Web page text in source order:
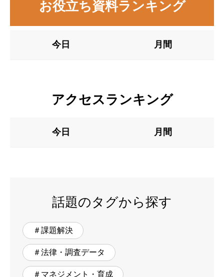
お役立ち資料ランキング
今日 月間
アクセスランキング
今日 月間
話題のタグから探す
＃課題解決
＃法律・調査データ
＃マネジメント・育成